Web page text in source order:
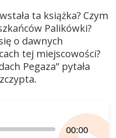
ta książka? Czym
Palikówki?
o dawnych
tej miejscowości?
Pegaza” pytała
00:00